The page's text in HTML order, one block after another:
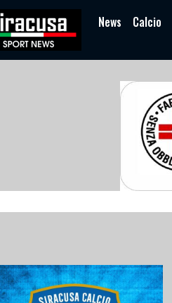
News Calcio